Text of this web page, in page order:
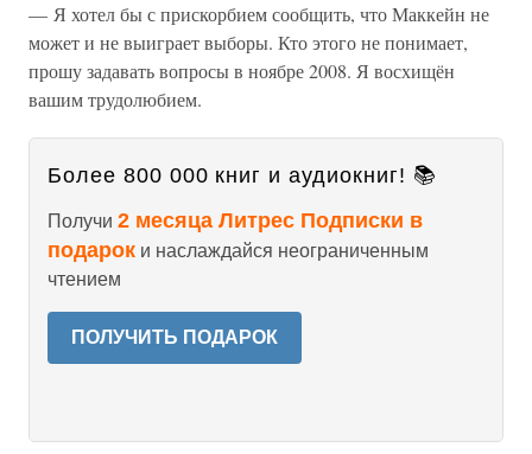
— Я хотел бы с прискорбием сообщить, что Маккейн не
может и не выиграет выборы. Кто этого не понимает,
прошу задавать вопросы в ноябре 2008. Я восхищён
вашим трудолюбием.
Более 800 000 книг и аудиокниг! 📚
Получи 2 месяца Литрес Подписки в
подарок и наслаждайся неограниченным
чтением
ПОЛУЧИТЬ ПОДАРОК